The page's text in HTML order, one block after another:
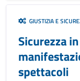
GIUSTIZIA E
Sicurezza
spettacoli